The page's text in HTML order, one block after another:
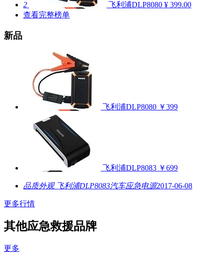
2 飞利浦DLP8080 ¥ 399.00
查看完整榜单
新品
飞利浦DLP8080 ￥399
飞利浦DLP8083 ￥699
品质外观 飞利浦DLP8083汽车应急电源2017-06-08
更多行情
其他应急救援品牌
更多